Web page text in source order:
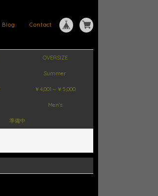
Contact
Blog
OVERSIZE
Summer
￥4,001～￥5,000
Men's
準備中